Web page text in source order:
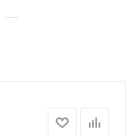
—